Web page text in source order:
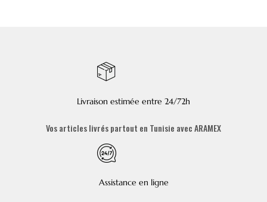
Livraison estimée entre 24/72h
Vos articles livrés partout en Tunisie avec ARAMEX
Assistance en ligne